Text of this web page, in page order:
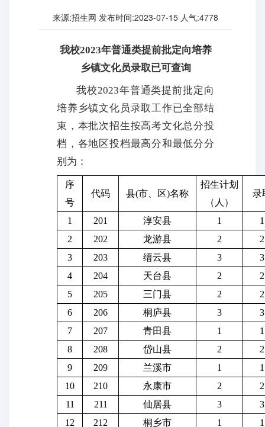
来源:招生网 发布时间:2023-07-15 人气:4778
我校2023年普通类提前批定向培养
乡镇文化员录取已可查询
我校2023年普通类提前批定向
培养乡镇文化员录取工作已全部结
束，本批次招生按高考文化总分投
档，各地区投档最高分和最低分分
别为：
序
号
代码 县(市、区)名称
招生计划
（人）
录
1 201 淳安县 1
1
2
202 龙游县 2
2
3
203 缙云县 3
3
4
204 天台县 2
2
5
205 三门县 2
2
6
206 桐庐县 3
3
7
207 青田县 1
1
8
208 岱山县 2
2
9
209 兰溪市 1
1
10
210 永康市 2
2
11
211 仙居县 3
3
12
212 桐乡市 1
1